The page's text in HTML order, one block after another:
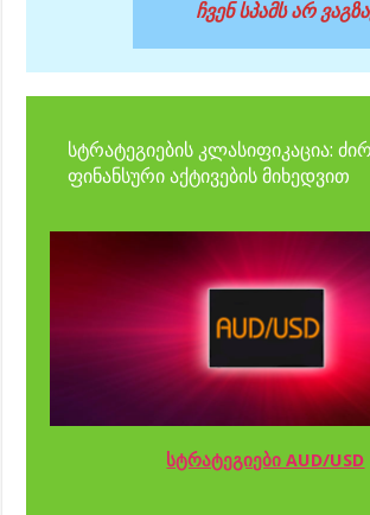
ჩვენ სპამს არ
სტრატეგიების კლასიფიკაცია:
ფინანსური აქტივების მიხედვით
სტრატეგიები AUD/USD